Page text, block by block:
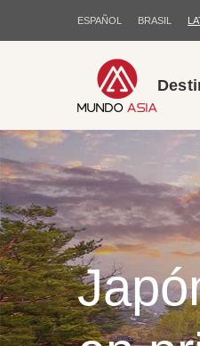
ESPAÑOL BRASIL